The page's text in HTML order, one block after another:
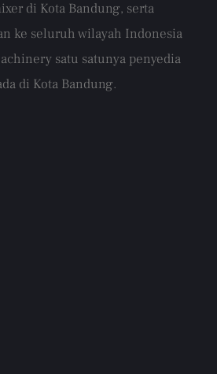
di Kota Bandung, serta
ke seluruh wilayah Indonesia
satu satunya penyedia
di Kota Bandung.